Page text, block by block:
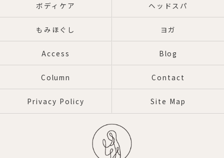
ボディケア ヘッドスパ
もみほぐし ヨガ
Access Blog
Column Contact
Privacy Policy Site Map